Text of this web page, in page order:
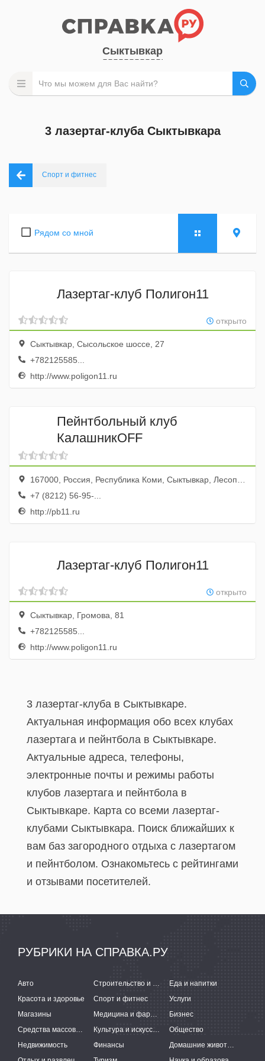
Сыктывкар
3 лазертаг-клуба Сыктывкара
Спорт и фитнес
Рядом со мной
Лазертаг-клуб Полигон11
открыто
Сыктывкар, Сысольское шоссе, 27
+782125585...
http://www.poligon11.ru
Пейнтбольный клуб
КалашникOFF
167000, Россия, Республика Коми, Сыктывкар, Лесопарковая улица, 9/5
+7 (8212) 56-95-...
http://pb11.ru
Лазертаг-клуб Полигон11
открыто
Сыктывкар, Громова, 81
+782125585...
http://www.poligon11.ru
3 лазертаг-клуба в Сыктывкаре.
Актуальная информация обо всех клубах
лазертага и пейнтбола в Сыктывкаре.
Актуальные адреса, телефоны,
электронные почты и режимы работы
клубов лазертага и пейнтбола в
Сыктывкаре. Карта со всеми лазертаг-
клубами Сыктывкара. Поиск ближайших к
вам баз загородного отдыха с лазертагом
и пейнтболом. Ознакомьтесь с рейтингами
и отзывами посетителей.
РУБРИКИ НА СПРАВКА.РУ
Авто Строительство и ремонт
Еда и напитки
Красота и здоровье
Спорт и фитнес
Услуги
Магазины
Медицина и фармацевтика
Бизнес
Средства массовой информации
Культура и искусство
Общество
Недвижимость
Финансы
Домашние животные